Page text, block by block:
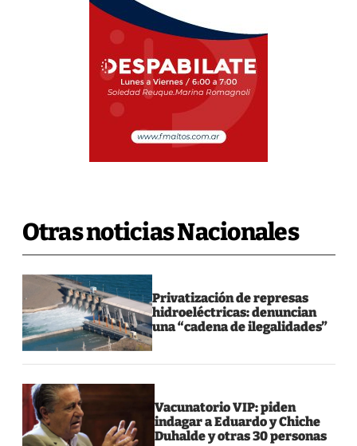
Otras noticias Nacionales
Privatización de represas
hidroeléctricas: denuncian
una “cadena de ilegalidades”
Vacunatorio VIP: piden
indagar a Eduardo y Chiche
Duhalde y otras 30 personas